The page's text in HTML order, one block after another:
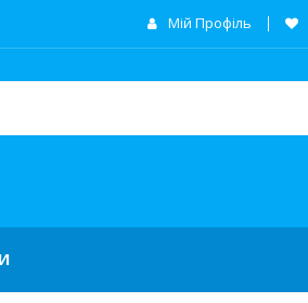
Мій Профіль